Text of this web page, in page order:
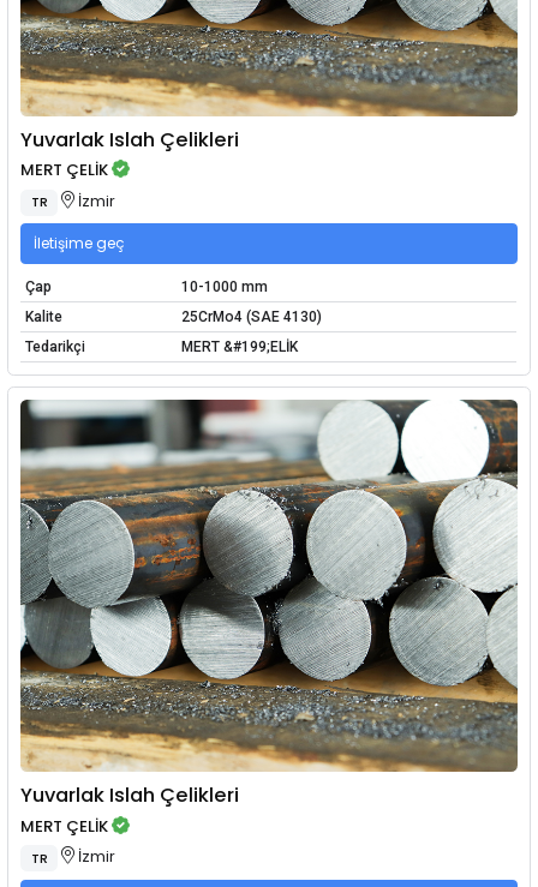
Yuvarlak Islah Çelikleri
MERT ÇELİK
TR İzmir
İletişime geç
Çap
10-1000 mm
Kalite
25CrMo4 (SAE 4130)
Tedarikçi
MERT &#199;ELİK
Yuvarlak Islah Çelikleri
MERT ÇELİK
TR İzmir